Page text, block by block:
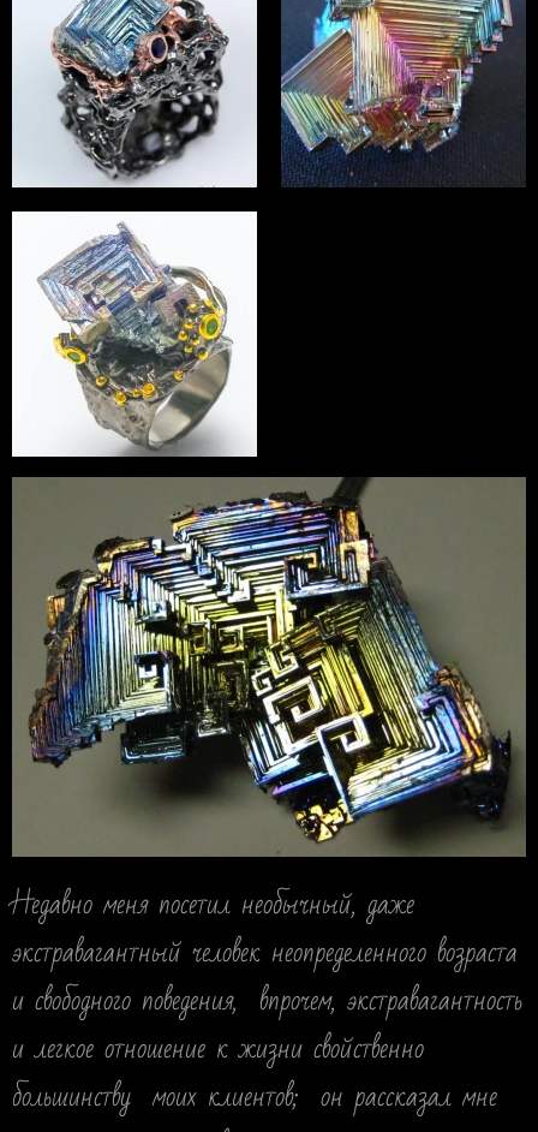
Недавно меня посетил необычный, даже
экстравагантный человек неопределенного возраста
и свободного поведения, впрочем, экстравагантность
и легкое отношение к жизни свойственно
большинству моих клиентов; он рассказал мне